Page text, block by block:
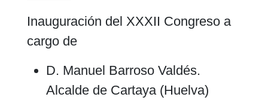
Inauguración del XXXII Congreso a
cargo de
D. Manuel Barroso Valdés.
Alcalde de Cartaya (Huelva)